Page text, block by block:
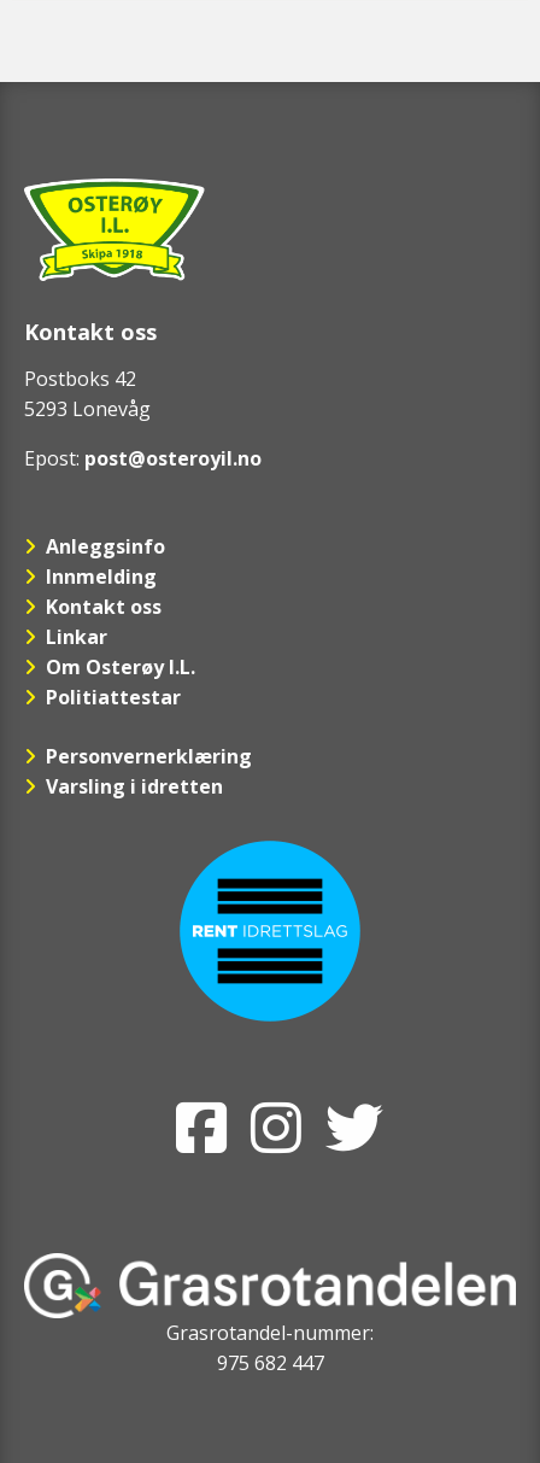
Kontakt oss
Postboks 42
5293 Lonevåg
Epost: post@osteroyil.no
Anleggsinfo
Innmelding
Kontakt oss
Linkar
Om Osterøy I.L.
Politiattestar
Personvernerklæring
Varsling i idretten
Grasrotandel-nummer:
975 682 447